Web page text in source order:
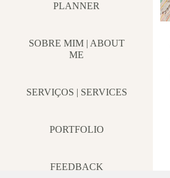
PLANNER
SOBRE MIM | ABOUT
ME
SERVIÇOS | SERVICES
PORTFOLIO
FEEDBACK